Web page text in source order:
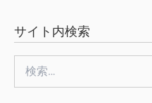
サイト内検索
索: